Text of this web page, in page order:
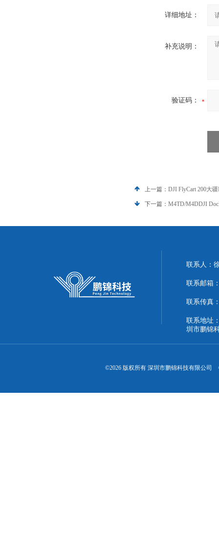
详细地址：
补充说明：
验证码：
上一篇： DJI FlyCart 200大
下一篇： M4TD/M4DDJI
联系人：
联系邮箱
联系传真
联系地址
圳市鹏锦
©2026 版权所有 深圳市鹏锦科技有限公司